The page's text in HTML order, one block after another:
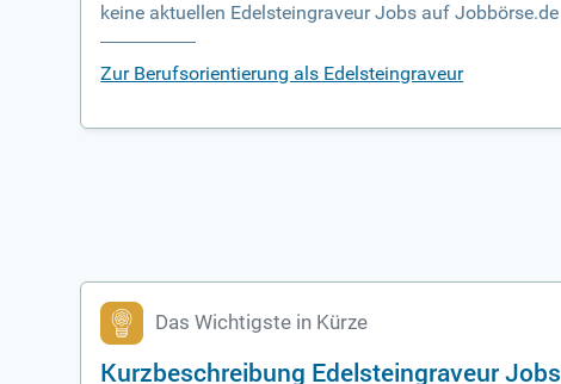
keine aktuellen Edelsteingraveur Jobs auf Jobbörse.de
Zur Berufsorientierung als Edelsteingraveur
Das Wichtigste in Kürze
Kurzbeschreibung Edelsteingraveur Jobs